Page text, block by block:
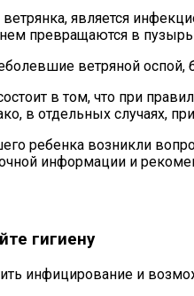
ветрянка, является
превращаются в
ветряной оспой,
в том, что при
в отдельных случаях,
ребенка возникли
информации и
гигиену
инфицирование и